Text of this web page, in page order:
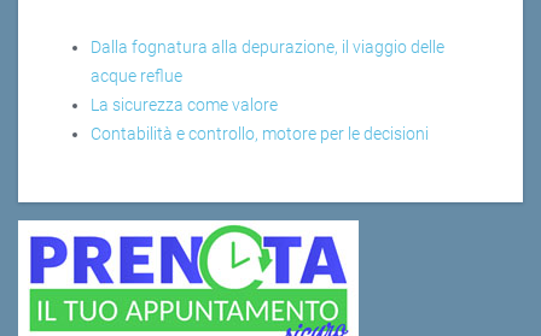
Dalla fognatura alla depurazione, il viaggio delle
acque reflue
La sicurezza come valore
Contabilità e controllo, motore per le decisioni